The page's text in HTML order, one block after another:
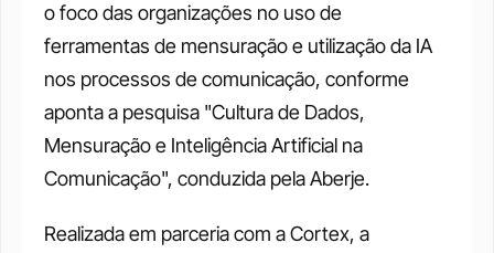
o foco das organizações no uso de
ferramentas de mensuração e utilização da IA
nos processos de comunicação, conforme
aponta a pesquisa "Cultura de Dados,
Mensuração e Inteligência Artificial na
Comunicação", conduzida pela Aberje.
Realizada em parceria com a Cortex, a